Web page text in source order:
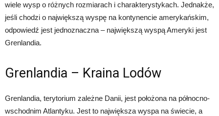
wiele wysp o różnych rozmiarach i charakterystykach. Jednakże,
jeśli chodzi o największą wyspę na kontynencie amerykańskim,
odpowiedź jest jednoznaczna – największą wyspą Ameryki jest
Grenlandia.
Grenlandia – Kraina Lodów
Grenlandia, terytorium zależne Danii, jest położona na północno-
wschodnim Atlantyku. Jest to największa wyspa na świecie, a